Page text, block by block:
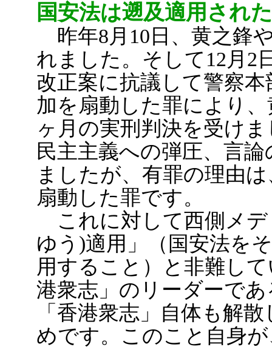
国安法は遡及適用され
昨年8月10日、黄之鋒
れました。そして12月2
改正案に抗議して警察
加を扇動した罪により
ヶ月の実刑判決を受け
民主主義への弾圧、言
ましたが、有罪の理由
扇動した罪です。
これに対して西側メデ
ゆう)適用」（国安法を
用すること）と非難し
港衆志」のリーダーで
「香港衆志」自体も解
めです。このこと自身